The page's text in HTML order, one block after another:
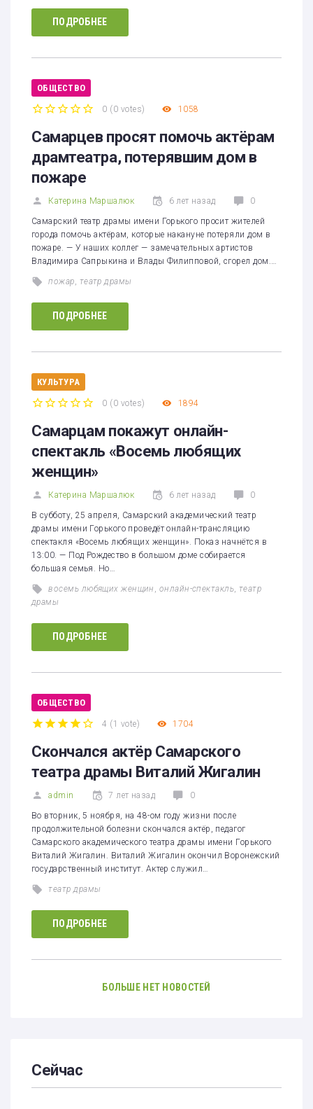
ПОДРОБНЕЕ
ОБЩЕСТВО
0 (0 votes) 1058
Самарцев просят помочь актёрам
драмтеатра, потерявшим дом в
пожаре
Катерина Маршалюк 6 лет назад 0
Самарский театр драмы имени Горького просит жителей
города помочь актёрам, которые накануне потеряли дом в
пожаре. — У наших коллег — замечательных артистов
Владимира Сапрыкина и Влады Филипповой, сгорел дом.…
пожар театр драмы
ПОДРОБНЕЕ
КУЛЬТУРА
0 (0 votes) 1894
Самарцам покажут онлайн-
спектакль «Восемь любящих
женщин»
Катерина Маршалюк 6 лет назад 0
В субботу, 25 апреля, Самарский академический театр
драмы имени Горького проведёт онлайн-трансляцию
спектакля «Восемь любящих женщин». Показ начнётся в
13:00. — Под Рождество в большом доме собирается
большая семья. Но…
восемь любящих женщин онлайн-спектакль театр
драмы
ПОДРОБНЕЕ
ОБЩЕСТВО
4 (1 vote) 1704
Скончался актёр Самарского
театра драмы Виталий Жигалин
admin 7 лет назад 0
Во вторник, 5 ноября, на 48-ом году жизни после
продолжительной болезни скончался актёр, педагог
Самарского академического театра драмы имени Горького
Виталий Жигалин. Виталий Жигалин окончил Воронежский
государственный институт. Актер служил…
театр драмы
ПОДРОБНЕЕ
БОЛЬШЕ НЕТ НОВОСТЕЙ
Сейчас